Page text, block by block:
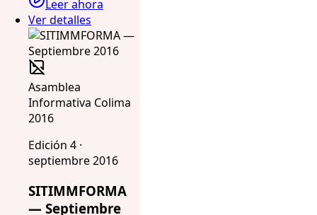
Leer ahora
Ver detalles
Asamblea
Informativa Colima
2016
Edición 4 ·
septiembre 2016
SITIMMFORMA
— Septiembre